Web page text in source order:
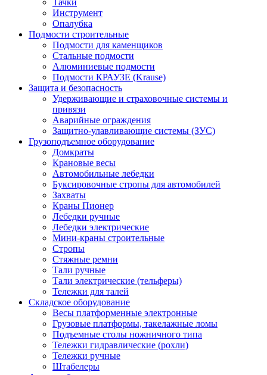
Тачки
Инструмент
Опалубка
Подмости строительные
Подмости для каменщиков
Стальные подмости
Алюминиевые подмости
Подмости КРАУЗЕ (Krause)
Защита и безопасность
Удерживающие и страховочные системы и
привязи
Аварийные ограждения
Защитно-улавливающие системы (ЗУС)
Грузоподъемное оборудование
Домкраты
Крановые весы
Автомобильные лебедки
Буксировочные стропы для автомобилей
Захваты
Краны Пионер
Лебедки ручные
Лебедки электрические
Мини-краны строительные
Стропы
Стяжные ремни
Тали ручные
Тали электрические (тельферы)
Тележки для талей
Складское оборудование
Весы платформенные электронные
Грузовые платформы, такелажные ломы
Подъемные столы ножничного типа
Тележки гидравлические (рохли)
Тележки ручные
Штабелеры